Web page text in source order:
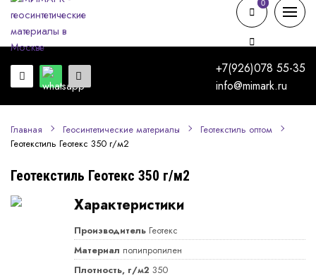
+7(926)078 55-35
info@mimark.ru
0
0
Главная Геосинтетические материалы Геотекстиль оптом
Геотекстиль Геотекс 350 г/м2
Геотекстиль Геотекс 350 г/м2
Характеристики
Производитель Геотекс
Материал полипропилен
Плотность, г/м2 350